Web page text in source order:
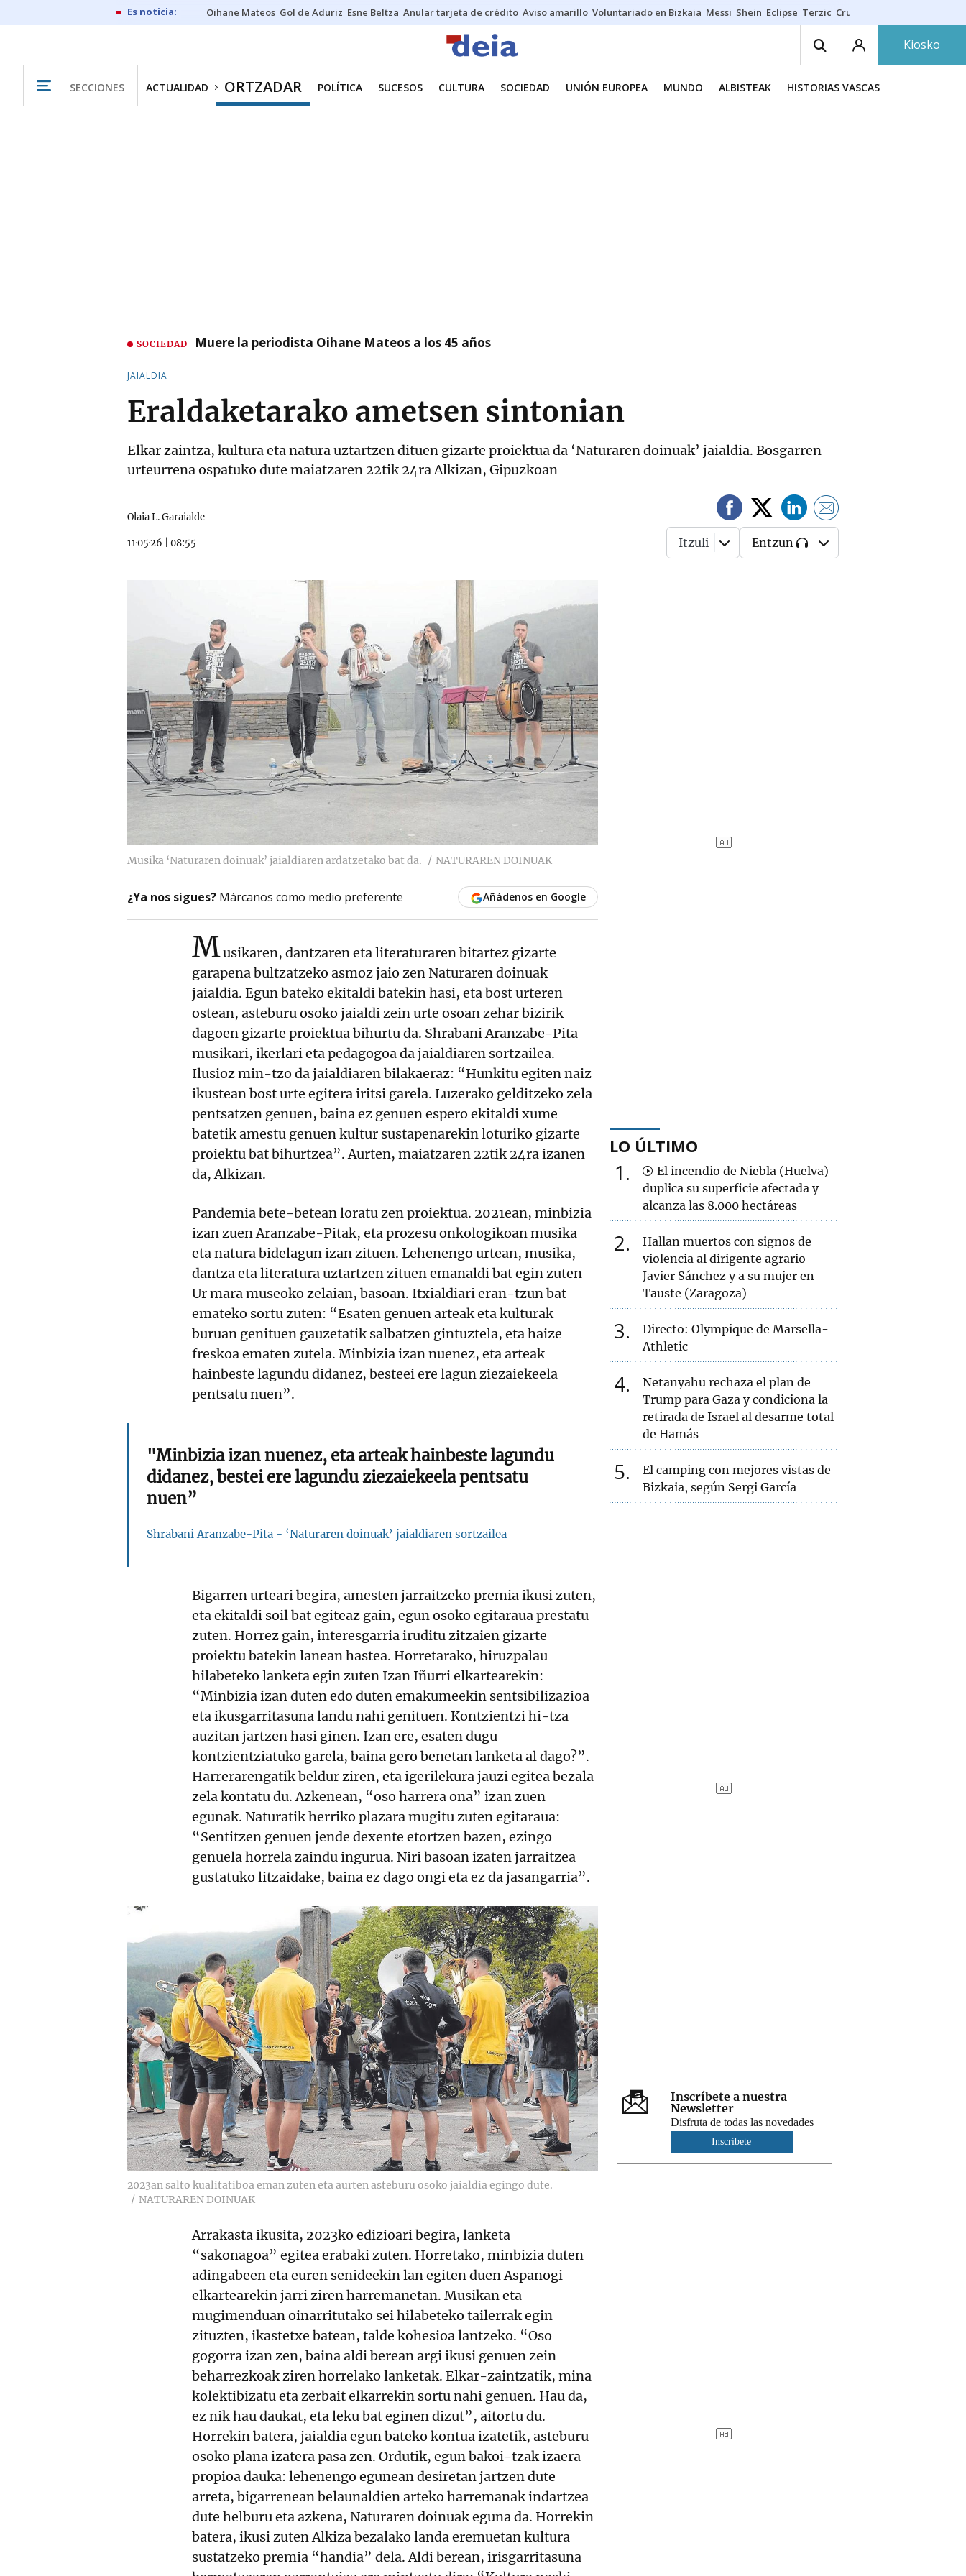
Oihane Mateos Gol de Aduriz Esne Beltza Anular tarjeta de crédito Aviso amarillo Voluntariado en Bizkaia Messi Shein Eclipse Terzic Cruz Gorbeia
Kiosko
SECCIONES ACTUALIDAD ORTZADAR POLÍTICA SUCESOS CULTURA SOCIEDAD UNIÓN EUROPEA MUNDO ALBISTEAK HISTORIAS VASCAS
SOCIEDAD Muere la periodista Oihane Mateos a los 45 años
JAIALDIA
Eraldaketarako ametsen sintonian
Elkar zaintza, kultura eta natura uztartzen dituen gizarte proiektua da ‘Naturaren doinuak’ jaialdia. Bosgarren
urteurrena ospatuko dute maiatzaren 22tik 24ra Alkizan, Gipuzkoan
Olaia L. Garaialde
11·05·26 08:55 Itzuli Entzun
Musika ‘Naturaren doinuak’ jaialdiaren ardatzetako bat da. NATURAREN DOINUAK
¿Ya nos sigues? Márcanos como medio preferente Añádenos en Google
Musikaren, dantzaren eta literaturaren bitartez gizarte
garapena bultzatzeko asmoz jaio zen Naturaren doinuak
jaialdia. Egun bateko ekitaldi batekin hasi, eta bost urteren
ostean, asteburu osoko jaialdi zein urte osoan zehar bizirik
dagoen gizarte proiektua bihurtu da. Shrabani Aranzabe-Pita
musikari, ikerlari eta pedagogoa da jaialdiaren sortzailea.
Ilusioz min-tzo da jaialdiaren bilakaeraz: “Hunkitu egiten naiz
ikustean bost urte egitera iritsi garela. Luzerako gelditzeko zela
pentsatzen genuen, baina ez genuen espero ekitaldi xume
batetik amestu genuen kultur sustapenarekin loturiko gizarte
proiektu bat bihurtzea”. Aurten, maiatzaren 22tik 24ra izanen
da, Alkizan.
Pandemia bete-betean loratu zen proiektua. 2021ean, minbizia
izan zuen Aranzabe-Pitak, eta prozesu onkologikoan musika
eta natura bidelagun izan zituen. Lehenengo urtean, musika,
dantza eta literatura uztartzen zituen emanaldi bat egin zuten
Ur mara museoko zelaian, basoan. Itxialdiari eran-tzun bat
emateko sortu zuten: “Esaten genuen arteak eta kulturak
buruan genituen gauzetatik salbatzen gintuztela, eta haize
freskoa ematen zutela. Minbizia izan nuenez, eta arteak
hainbeste lagundu didanez, besteei ere lagun ziezaiekeela
pentsatu nuen”.
"Minbizia izan nuenez, eta arteak hainbeste lagundu
didanez, bestei ere lagundu ziezaiekeela pentsatu
nuen”
Shrabani Aranzabe-Pita - ‘Naturaren doinuak’ jaialdiaren sortzailea
Bigarren urteari begira, amesten jarraitzeko premia ikusi zuten,
eta ekitaldi soil bat egiteaz gain, egun osoko egitaraua prestatu
zuten. Horrez gain, interesgarria iruditu zitzaien gizarte
proiektu batekin lanean hastea. Horretarako, hiruzpalau
hilabeteko lanketa egin zuten Izan Iñurri elkartearekin:
“Minbizia izan duten edo duten emakumeekin sentsibilizazioa
eta ikusgarritasuna landu nahi genituen. Kontzientzi hi-tza
auzitan jartzen hasi ginen. Izan ere, esaten dugu
kontzientziatuko garela, baina gero benetan lanketa al dago?”.
Harrerarengatik beldur ziren, eta igerilekura jauzi egitea bezala
zela kontatu du. Azkenean, “oso harrera ona” izan zuen
egunak. Naturatik herriko plazara mugitu zuten egitaraua:
“Sentitzen genuen jende dexente etortzen bazen, ezingo
genuela horrela zaindu ingurua. Niri basoan izaten jarraitzea
gustatuko litzaidake, baina ez dago ongi eta ez da jasangarria”.
2023an salto kualitatiboa eman zuten eta aurten asteburu osoko jaialdia egingo dute.
NATURAREN DOINUAK
Arrakasta ikusita, 2023ko edizioari begira, lanketa
“sakonagoa” egitea erabaki zuten. Horretako, minbizia duten
adingabeen eta euren senideekin lan egiten duen Aspanogi
elkartearekin jarri ziren harremanetan. Musikan eta
mugimenduan oinarritutako sei hilabeteko tailerrak egin
zituzten, ikastetxe batean, talde kohesioa lantzeko. “Oso
gogorra izan zen, baina aldi berean argi ikusi genuen zein
beharrezkoak ziren horrelako lanketak. Elkar-zaintzatik, mina
kolektibizatu eta zerbait elkarrekin sortu nahi genuen. Hau da,
ez nik hau daukat, eta leku bat eginen dizut”, aitortu du.
Horrekin batera, jaialdia egun bateko kontua izatetik, asteburu
osoko plana izatera pasa zen. Ordutik, egun bakoi-tzak izaera
propioa dauka: lehenengo egunean desiretan jartzen dute
arreta, bigarrenean belaunaldien arteko harremanak indartzea
dute helburu eta azkena, Naturaren doinuak eguna da. Horrekin
batera, ikusi zuten Alkiza bezalako landa eremuetan kultura
sustatzeko premia “handia” dela. Aldi berean, irisgarritasuna
LO ÚLTIMO
1
El incendio de Niebla (Huelva)
duplica su superficie afectada y
alcanza las 8.000 hectáreas
2
Hallan muertos con signos de
violencia al dirigente agrario
Javier Sánchez y a su mujer en
Tauste (Zaragoza)
3
Directo: Olympique de Marsella-
Athletic
4
Netanyahu rechaza el plan de
Trump para Gaza y condiciona la
retirada de Israel al desarme total
de Hamás
5
El camping con mejores vistas de
Bizkaia, según Sergi García
Inscríbete a nuestra
Newsletter
Disfruta de todas las novedades
Inscríbete